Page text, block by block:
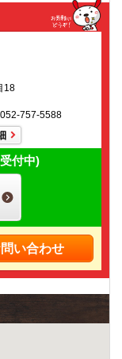
18
757-5588
付中)
い合わせ